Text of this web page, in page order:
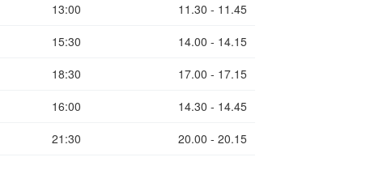
13:00
11.30 - 11.45
15:30
14.00 - 14.15
18:30
17.00 - 17.15
16:00
14.30 - 14.45
21:30 20.00 - 20.15